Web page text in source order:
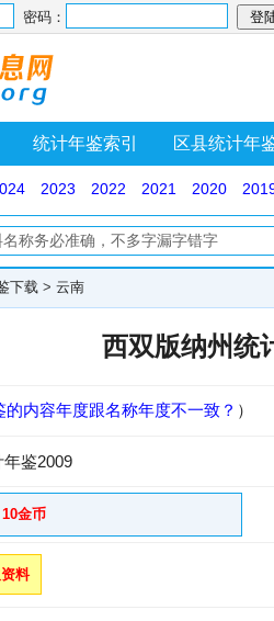
密码：
统计年鉴索引 区县统计年
2023 2022 2021 2020
下载 > 云南
西双版纳州统
的内容年度跟名称年度不一致？ ）
鉴2009
10金币
料